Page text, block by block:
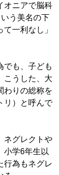
オニアで脳科
う美名の下
一利なし」
でも、子ども
こうした、大
わりの総称を
リ）と呼んで
ネグレクトや
小学6年生以
行為もネグレ